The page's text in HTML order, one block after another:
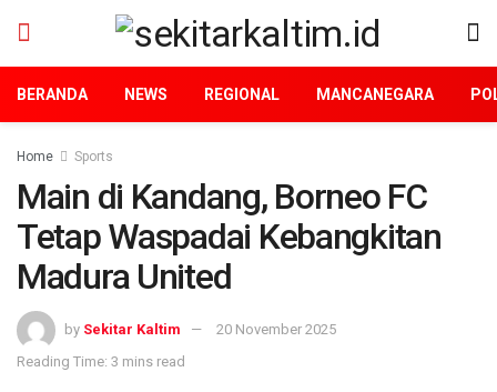
BERANDA NEWS REGIONAL MANCANEGARA
Home Sports
Main di Kandang, Borneo FC
Tetap Waspadai Kebangkitan
Madura United
by Sekitar Kaltim
20 November 2025
Reading Time: 3 mins read